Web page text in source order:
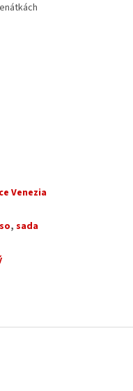
Venezia
, sada